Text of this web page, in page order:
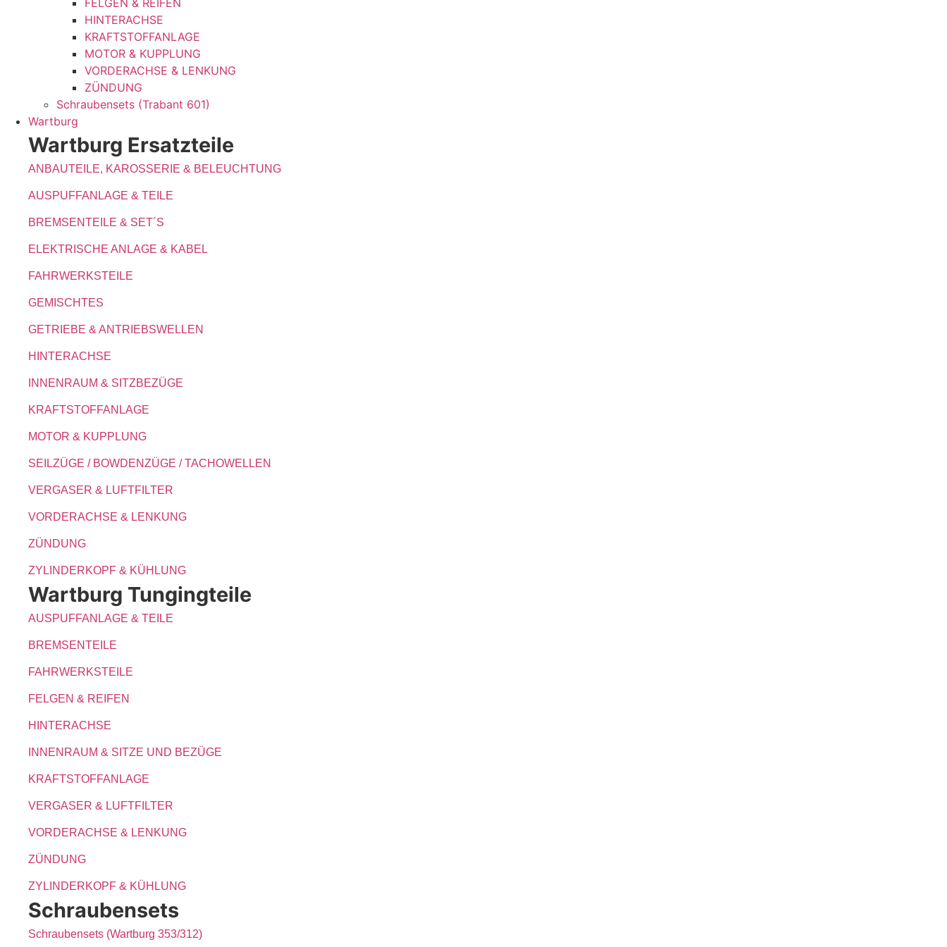
FELGEN & REIFEN
HINTERACHSE
KRAFTSTOFFANLAGE
MOTOR & KUPPLUNG
VORDERACHSE & LENKUNG
ZÜNDUNG
Schraubensets (Trabant 601)
Wartburg
Wartburg Ersatzteile
ANBAUTEILE, KAROSSERIE & BELEUCHTUNG
AUSPUFFANLAGE & TEILE
BREMSENTEILE & SET´S
ELEKTRISCHE ANLAGE & KABEL
FAHRWERKSTEILE
GEMISCHTES
GETRIEBE & ANTRIEBSWELLEN
HINTERACHSE
INNENRAUM & SITZBEZÜGE
KRAFTSTOFFANLAGE
MOTOR & KUPPLUNG
SEILZÜGE / BOWDENZÜGE / TACHOWELLEN
VERGASER & LUFTFILTER
VORDERACHSE & LENKUNG
ZÜNDUNG
ZYLINDERKOPF & KÜHLUNG
Wartburg Tungingteile
AUSPUFFANLAGE & TEILE
BREMSENTEILE
FAHRWERKSTEILE
FELGEN & REIFEN
HINTERACHSE
INNENRAUM & SITZE UND BEZÜGE
KRAFTSTOFFANLAGE
VERGASER & LUFTFILTER
VORDERACHSE & LENKUNG
ZÜNDUNG
ZYLINDERKOPF & KÜHLUNG
Schraubensets
Schraubensets (Wartburg 353/312)